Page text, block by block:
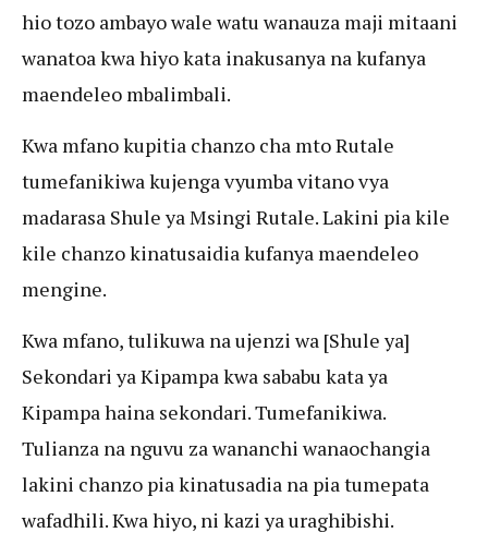
hio tozo ambayo wale watu wanauza maji mitaani
wanatoa kwa hiyo kata inakusanya na kufanya
maendeleo mbalimbali.
Kwa mfano kupitia chanzo cha mto Rutale
tumefanikiwa kujenga vyumba vitano vya
madarasa Shule ya Msingi Rutale. Lakini pia kile
kile chanzo kinatusaidia kufanya maendeleo
mengine.
Kwa mfano, tulikuwa na ujenzi wa [Shule ya]
Sekondari ya Kipampa kwa sababu kata ya
Kipampa haina sekondari. Tumefanikiwa.
Tulianza na nguvu za wananchi wanaochangia
lakini chanzo pia kinatusadia na pia tumepata
wafadhili. Kwa hiyo, ni kazi ya uraghibishi.